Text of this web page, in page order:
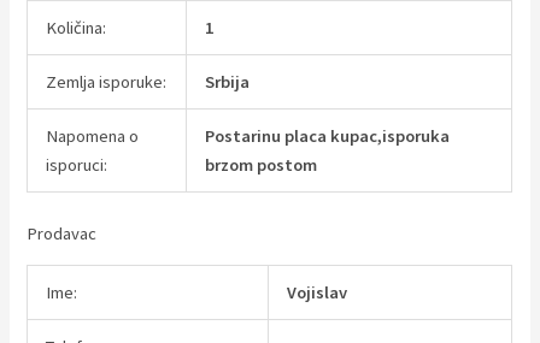
Količina: 1
Zemlja isporuke: Srbija
Napomena o
isporuci:
Postarinu placa kupac,isporuka
brzom postom
Prodavac
Ime: Vojislav